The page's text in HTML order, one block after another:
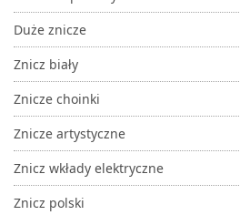
Duże znicze
Znicz biały
Znicze choinki
Znicze artystyczne
Znicz wkłady elektryczne
Znicz polski